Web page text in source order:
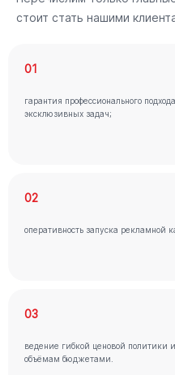
стоит стать нашими
01
гарантия профессионального
эксклюзивных задач;
02
оперативность запуска рекламной
03
ведение гибкой ценовой политики
объёмам бюджетами.